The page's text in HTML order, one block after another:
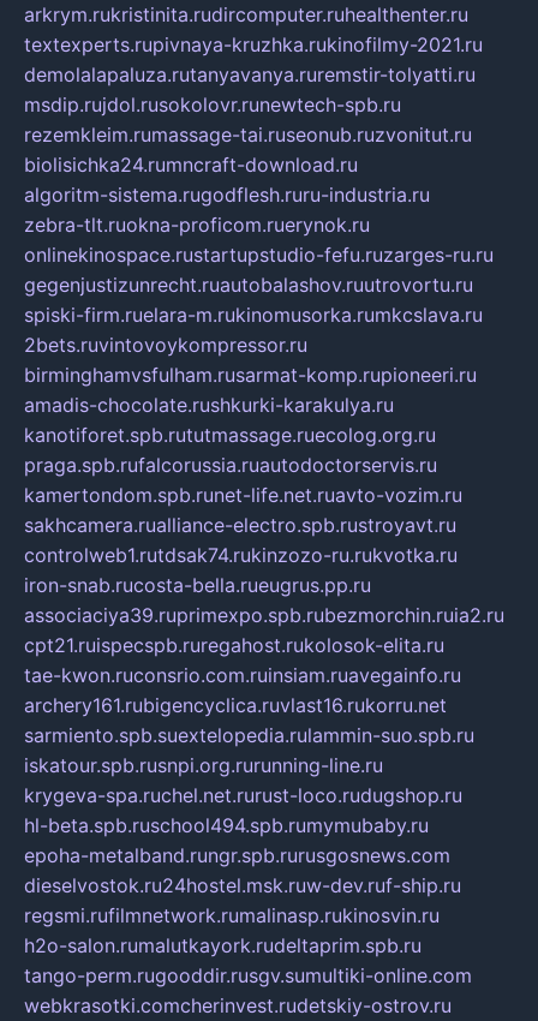
arkrym.rukristinita.rudircomputer.ruhealthenter.ru
textexperts.rupivnaya-kruzhka.rukinofilmy-2021.ru
demolalapaluza.rutanyavanya.ruremstir-tolyatti.ru
msdip.rujdol.rusokolovr.runewtech-spb.ru
rezemkleim.rumassage-tai.ruseonub.ruzvonitut.ru
biolisichka24.rumncraft-download.ru
algoritm-sistema.rugodflesh.ruru-industria.ru
zebra-tlt.ruokna-proficom.ruerynok.ru
onlinekinospace.rustartupstudio-fefu.ruzarges-ru.ru
gegenjustizunrecht.ruautobalashov.ruutrovortu.ru
spiski-firm.ruelara-m.rukinomusorka.rumkcslava.ru
2bets.ruvintovoykompressor.ru
birminghamvsfulham.rusarmat-komp.rupioneeri.ru
amadis-chocolate.rushkurki-karakulya.ru
kanotiforet.spb.rututmassage.ruecolog.org.ru
praga.spb.rufalcorussia.ruautodoctorservis.ru
kamertondom.spb.runet-life.net.ruavto-vozim.ru
sakhcamera.rualliance-electro.spb.rustroyavt.ru
controlweb1.rutdsak74.rukinzozo-ru.rukvotka.ru
iron-snab.rucosta-bella.rueugrus.pp.ru
associaciya39.ruprimexpo.spb.rubezmorchin.ruia2.ru
cpt21.ruispecspb.ruregahost.rukolosok-elita.ru
tae-kwon.ruconsrio.com.ruinsiam.ruavegainfo.ru
archery161.rubigencyclica.ruvlast16.rukorru.net
sarmiento.spb.suextelopedia.rulammin-suo.spb.ru
iskatour.spb.rusnpi.org.rurunning-line.ru
krygeva-spa.ruchel.net.rurust-loco.rudugshop.ru
hl-beta.spb.ruschool494.spb.rumymubaby.ru
epoha-metalband.rungr.spb.rurusgosnews.com
dieselvostok.ru24hostel.msk.ruw-dev.ruf-ship.ru
regsmi.rufilmnetwork.rumalinasp.rukinosvin.ru
h2o-salon.rumalutkayork.rudeltaprim.spb.ru
tango-perm.rugooddir.rusgv.sumultiki-online.com
webkrasotki.comcherinvest.rudetskiy-ostrov.ru